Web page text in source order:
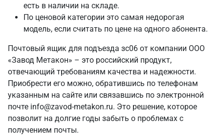
есть в наличии на складе.
По ценовой категории это самая недорогая
модель, если считать по цене на одного абонента.
Почтовый ящик для подъезда зс06 от компании ООО
«Завод Метакон» – это российский продукт,
отвечающий требованиям качества и надежности.
Приобрести его можно, обратившись по телефонам
указанным на сайте или связавшись по электронной
почте info@zavod-metakon.ru. Это решение, которое
позволит на долгие годы забыть о проблемах с
получением почты.